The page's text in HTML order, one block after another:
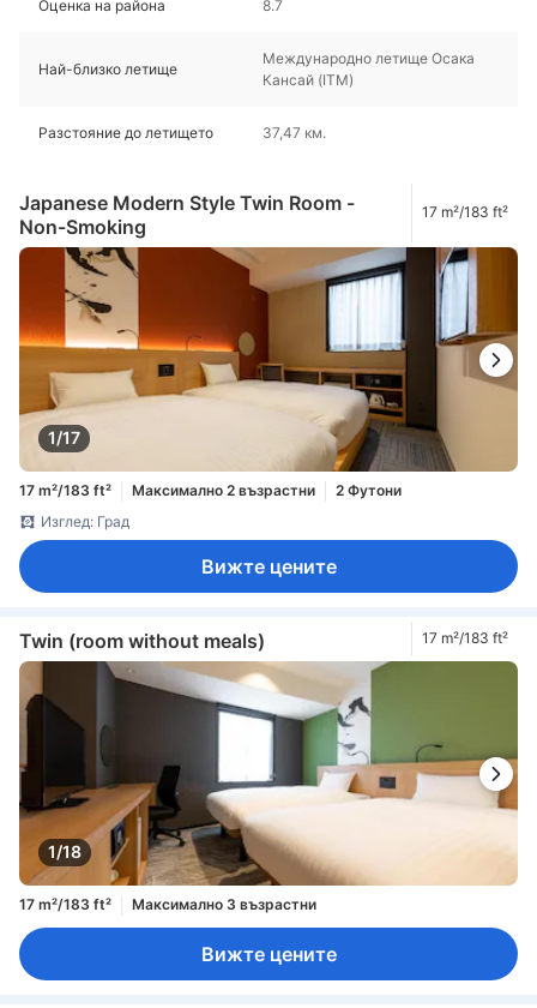
Оценка на района 8.7
Най-близко летище
Международно летище Осака
Кансай (ITM)
Разстояние до летището 37,47 км.
Japanese Modern Style Twin Room -
Non-Smoking
17 m²/183 ft²
1/17
17 m²/183 ft² Максимално 2 възрастни
2 Футони
Изглед: Град
Вижте цените
Twin (room without meals) 17 m²/183 ft²
1/18
17 m²/183 ft² Максимално 3 възрастни
Вижте цените